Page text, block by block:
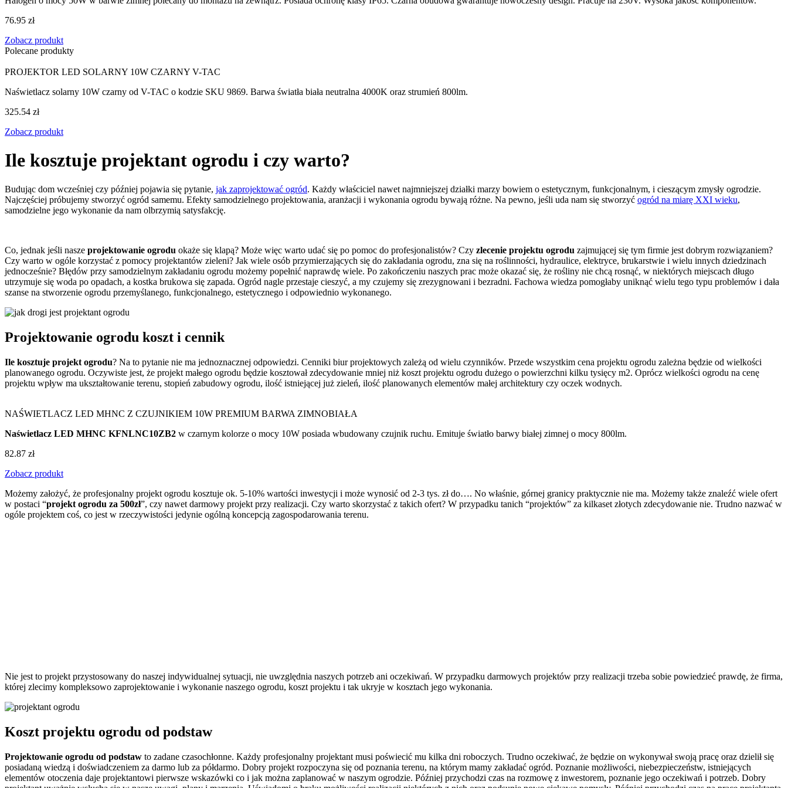
76.95 zł
Zobacz produkt
Polecane produkty
PROJEKTOR LED SOLARNY 10W CZARNY V-TAC
Naświetlacz solarny 10W czarny od V-TAC o kodzie SKU 9869. Barwa światła biała neutralna 4000K oraz strumień 800lm.
325.54 zł
Zobacz produkt
Ile kosztuje projektant ogrodu i czy warto?
Budując dom wcześniej czy później pojawia się pytanie, jak zaprojektować ogród. Każdy właściciel nawet najmniejszej działki marzy bowiem o estetycznym, funkcjonalnym, i cieszącym zmysły ogrodzie.
Najczęściej próbujemy stworzyć ogród samemu. Efekty samodzielnego projektowania, aranżacji i wykonania ogrodu bywają różne. Na pewno, jeśli uda nam się stworzyć ogród na miarę XXI wieku,
samodzielne jego wykonanie da nam olbrzymią satysfakcję.
Co, jednak jeśli nasze projektowanie ogrodu okaże się klapą? Może więc warto udać się po pomoc do profesjonalistów? Czy zlecenie projektu ogrodu zajmującej się tym firmie jest dobrym rozwiązaniem?
Czy warto w ogóle korzystać z pomocy projektantów zieleni? Jak wiele osób przymierzających się do zakładania ogrodu, zna się na roślinności, hydraulice, elektryce, brukarstwie i wielu innych dziedzinach
jednocześnie? Błędów przy samodzielnym zakładaniu ogrodu możemy popełnić naprawdę wiele. Po zakończeniu naszych prac może okazać się, że rośliny nie chcą rosnąć, w niektórych miejscach długo
utrzymuje się woda po opadach, a kostka brukowa się zapada. Ogród nagle przestaje cieszyć, a my czujemy się zrezygnowani i bezradni. Fachowa wiedza pomogłaby uniknąć wielu tego typu problemów i dała
szanse na stworzenie ogrodu przemyślanego, funkcjonalnego, estetycznego i odpowiednio wykonanego.
Projektowanie ogrodu koszt i cennik
Ile kosztuje projekt ogrodu? Na to pytanie nie ma jednoznacznej odpowiedzi. Cenniki biur projektowych zależą od wielu czynników. Przede wszystkim cena projektu ogrodu zależna będzie od wielkości
planowanego ogrodu. Oczywiste jest, że projekt małego ogrodu będzie kosztował zdecydowanie mniej niż koszt projektu ogrodu dużego o powierzchni kilku tysięcy m2. Oprócz wielkości ogrodu na cenę
projektu wpływ ma ukształtowanie terenu, stopień zabudowy ogrodu, ilość istniejącej już zieleń, ilość planowanych elementów małej architektury czy oczek wodnych.
NAŚWIETLACZ LED MHNC Z CZUJNIKIEM 10W PREMIUM BARWA ZIMNOBIAŁA
Naświetlacz LED MHNC KFNLNC10ZB2 w czarnym kolorze o mocy 10W posiada wbudowany czujnik ruchu. Emituje światło barwy białej zimnej o mocy 800lm.
82.87 zł
Zobacz produkt
Możemy założyć, że profesjonalny projekt ogrodu kosztuje ok. 5-10% wartości inwestycji i może wynosić od 2-3 tys. zł do…. No właśnie, górnej granicy praktycznie nie ma. Możemy także znaleźć wiele ofert
w postaci “projekt ogrodu za 500zł”, czy nawet darmowy projekt przy realizacji. Czy warto skorzystać z takich ofert? W przypadku tanich “projektów” za kilkaset złotych zdecydowanie nie. Trudno nazwać w
ogóle projektem coś, co jest w rzeczywistości jedynie ogólną koncepcją zagospodarowania terenu.
Nie jest to projekt przystosowany do naszej indywidualnej sytuacji, nie uwzględnia naszych potrzeb ani oczekiwań. W przypadku darmowych projektów przy realizacji trzeba sobie powiedzieć prawdę, że firma,
której zlecimy kompleksowo zaprojektowanie i wykonanie naszego ogrodu, koszt projektu i tak ukryje w kosztach jego wykonania.
Koszt projektu ogrodu od podstaw
Projektowanie ogrodu od podstaw to zadane czasochłonne. Każdy profesjonalny projektant musi poświecić mu kilka dni roboczych. Trudno oczekiwać, że będzie on wykonywał swoją pracę oraz dzielił się
posiadaną wiedzą i doświadczeniem za darmo lub za półdarmo. Dobry projekt rozpoczyna się od poznania terenu, na którym mamy zakładać ogród. Poznanie możliwości, niebezpieczeństw, istniejących
elementów otoczenia daje projektantowi pierwsze wskazówki co i jak można zaplanować w naszym ogrodzie. Później przychodzi czas na rozmowę z inwestorem, poznanie jego oczekiwań i potrzeb. Dobry